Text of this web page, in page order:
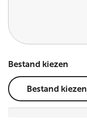
Bestand kiezen
Bestand kiezen